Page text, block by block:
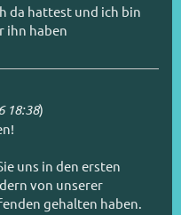
da hattest und ich bin
ihn haben
18:38)
uns in den ersten
von unserer
gehalten haben.